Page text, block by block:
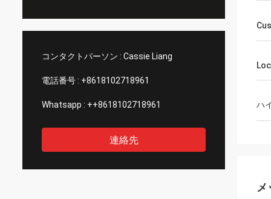
コンタクトパーソン : Cassie Liang
電話番号 : +8618102718961
Whatsapp : ++8618102718961
連絡先
ハ